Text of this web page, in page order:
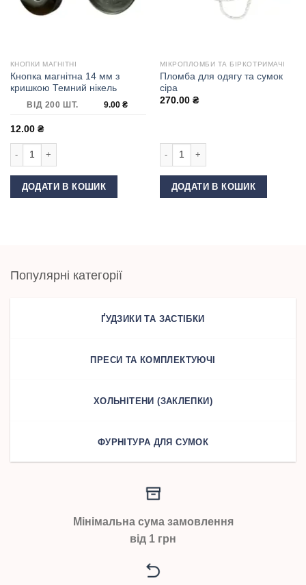
КНОПКИ МАГНІТНІ
Кнопка магнітна 14 мм з
кришкою Темний нікель
ВІД 200 ШТ. 9.00 ₴
12.00 ₴
ДОДАТИ В КОШИК
МІКРОПЛОМБИ ТА БІРКОТРИМАЧІ
Пломба для одягу та сумок
сіра
270.00 ₴
ДОДАТИ В КОШИК
Популярні категорії
ҐУДЗИКИ ТА ЗАСТІБКИ
ПРЕСИ ТА КОМПЛЕКТУЮЧІ
ХОЛЬНІТЕНИ (ЗАКЛЕПКИ)
ФУРНІТУРА ДЛЯ СУМОК
Мінімальна сума замовлення
від 1 грн